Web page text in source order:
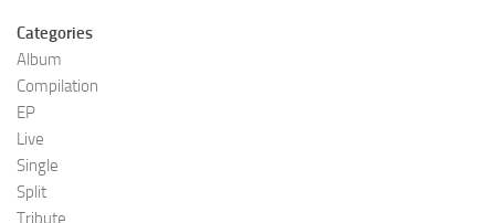
Categories
Album
Compilation
EP
Live
Single
Split
Tribute